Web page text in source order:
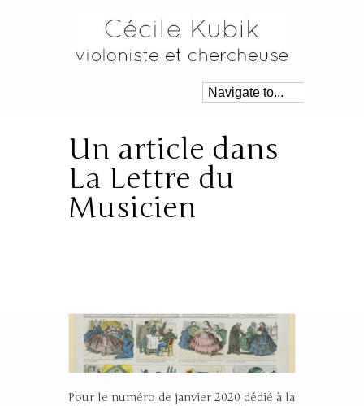
Un article dans
La Lettre du
Musicien
Pour le numéro de janvier 2020 dédié à la